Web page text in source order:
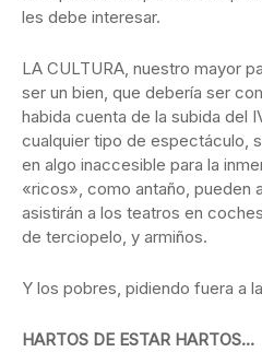
les debe interesar.
LA CULTURA, nuestro mayor
ser un bien, que debería ser
habida cuenta de la subida del
cualquier tipo de espectáculo,
en algo inaccesible para la
«ricos», como antaño, pueden
asistirán a los teatros en
de terciopelo, y armiños.
Y los pobres, pidiendo fuera a
HARTOS DE ESTAR HARTOS…